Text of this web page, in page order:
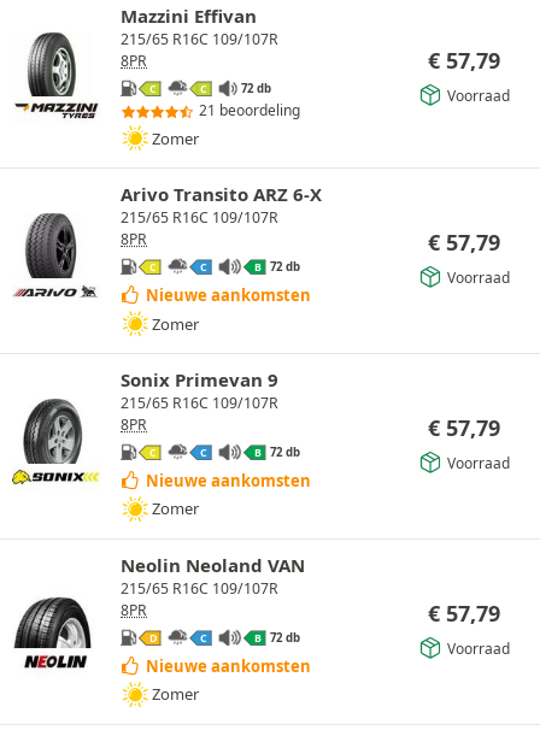
Mazzini Effivan
215/65 R16C 109/107R
8PR
C C 72 db
21 beoordeling
Zomer
€ 57,79
Voorraad
Arivo Transito ARZ 6-X
215/65 R16C 109/107R
8PR
C C B 72 db
Nieuwe aankomsten
Zomer
€ 57,79
Voorraad
Sonix Primevan 9
215/65 R16C 109/107R
8PR
C C B 72 db
Nieuwe aankomsten
Zomer
€ 57,79
Voorraad
Neolin Neoland VAN
215/65 R16C 109/107R
8PR
D C B 72 db
Nieuwe aankomsten
Zomer
€ 57,79
Voorraad